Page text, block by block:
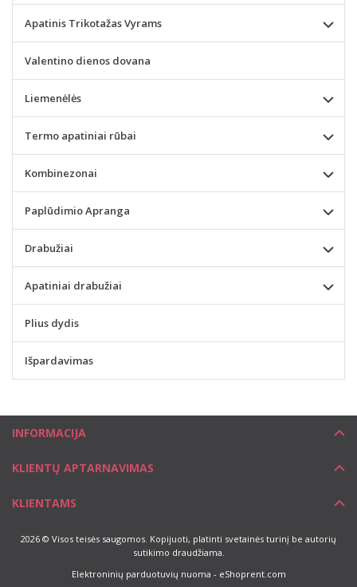
Apatinis Trikotažas Vyrams
Valentino dienos dovana
Liemenėlės
Termo apatiniai rūbai
Kombinezonai
Paplūdimio Apranga
Drabužiai
Apatiniai drabužiai
Plius dydis
Išpardavimas
INFORMACIJA
KLIENTŲ APTARNAVIMAS
KLIENTAMS
2026 © Visos teisės saugomos. Kopijuoti, platinti svetainės turinį be autorių
sutikimo draudžiama.
Elektroninių parduotuvių nuoma - eShoprent.com